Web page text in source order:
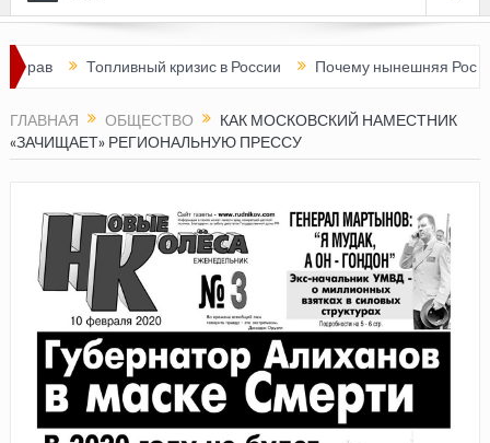
Топливный кризис в России Почему нынешняя Россия
ГЛАВНАЯ ОБЩЕСТВО
КАК МОСКОВСКИЙ НАМЕСТНИК
«ЗАЧИЩАЕТ» РЕГИОНАЛЬНУЮ ПРЕССУ